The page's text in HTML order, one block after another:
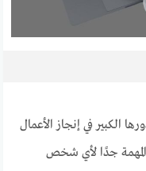
الكبير في إنجاز الأعمال
المهمة جدًا لأي شخص